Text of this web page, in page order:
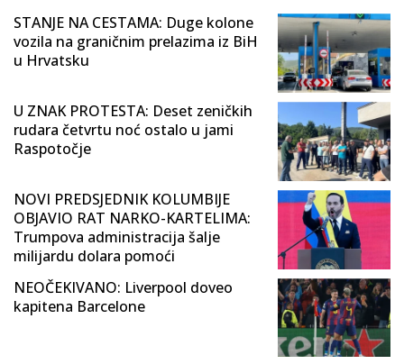
STANJE NA CESTAMA: Duge kolone
vozila na graničnim prelazima iz BiH
u Hrvatsku
U ZNAK PROTESTA: Deset zeničkih
rudara četvrtu noć ostalo u jami
Raspotočje
NOVI PREDSJEDNIK KOLUMBIJE
OBJAVIO RAT NARKO-KARTELIMA:
Trumpova administracija šalje
milijardu dolara pomoći
NEOČEKIVANO: Liverpool doveo
kapitena Barcelone